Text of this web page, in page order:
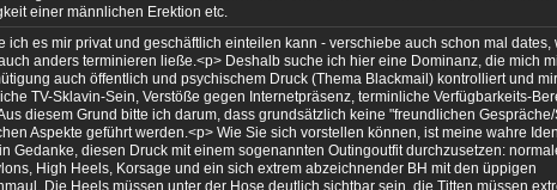
einer männlichen Erektion etc.
ich es mir privat und geschäftlich einteilen kann - verschiebe auch schon mal dates,
anders terminieren ließe.<p> Deshalb suche ich hier eine Dominanz, die mich
auch öffentlich und psychischem Druck (Thema Blackmail) kontrolliert und
TV-Sklavin-Sein, Verstöße gegen Internetpräsenz, terminliche Verfügbarkeits-
diesem Grund bitte ich darum, dass grundsätzlich keine "freundlichen
Aspekte geführt werden.<p> Wie Sie sich vorstellen können, ist meine wahre
Gedanke, diesen Druck mit einem sogenannten Outingoutfit durchzusetzen:
High Heels, Korsage und ein sich extrem abzeichnender BH mit den üppigen
Die Heels müssen unter der Hose deutlich sichtbar sein, die Titten müssen